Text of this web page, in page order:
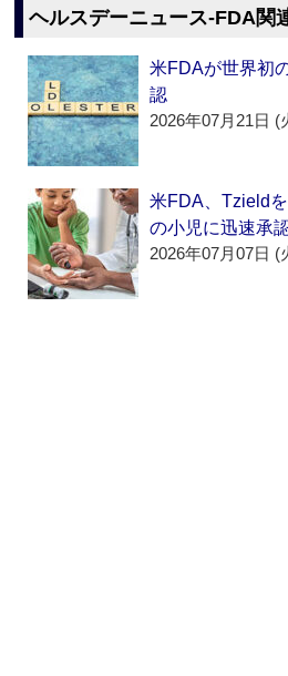
ヘルスデーニュース‐FDA関
米FDAが世界初
認
2026年07月21日 (
米FDA、Tzield
の小児に迅速承
2026年07月07日 (